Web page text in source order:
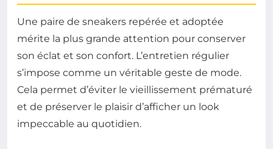
Une paire de sneakers repérée et adoptée
mérite la plus grande attention pour conserver
son éclat et son confort. L’entretien régulier
s’impose comme un véritable geste de mode.
Cela permet d’éviter le vieillissement prématuré
et de préserver le plaisir d’afficher un look
impeccable au quotidien.